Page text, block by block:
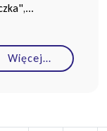
Więcej…